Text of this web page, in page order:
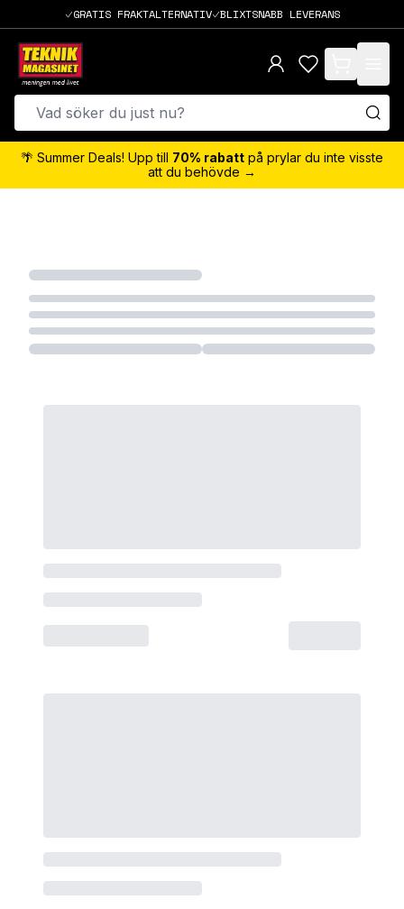
GRATIS FRAKTALTERNATIV BLIXTSNABB LEVERANS
items in cart,
🌴 Summer Deals! Upp till 70% rabatt på prylar du inte visste
att du behövde →